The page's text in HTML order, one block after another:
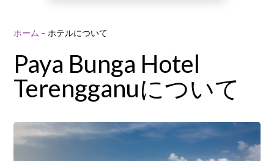
ホーム – ホテルについて
Paya Bunga Hotel
Terengganuについて